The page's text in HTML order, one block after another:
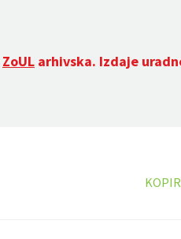
ZoUL arhivska. Izdaje